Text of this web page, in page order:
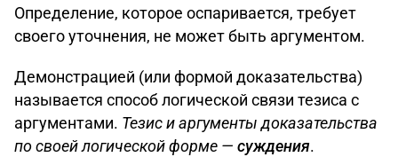
Определение, которое оспаривается, требует
своего уточнения, не может быть аргументом.
Демонстрацией (или формой доказательства)
называется способ логической связи тезиса с
аргументами. Тезис и аргументы доказательства
по своей логической форме — суждения.